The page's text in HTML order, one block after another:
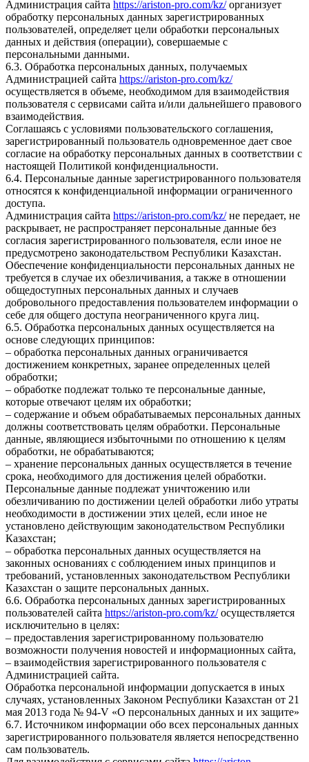
Администрация сайта https://ariston-pro.com/kz/организует
обработку персональных данных зарегистрированных
пользователей, определяет цели обработки персональных
данных и действия (операции), совершаемые с
персональными данными.
6.3. Обработка персональных данных, получаемых
Администрацией сайта https://ariston-pro.com/kz/
осуществляется в объеме, необходимом для взаимодействия
пользователя с сервисами сайта и/или дальнейшего правового
взаимодействия.
Соглашаясь с условиями пользовательского соглашения,
зарегистрированный пользователь одновременное дает свое
согласие на обработку персональных данных в соответствии с
настоящей Политикой конфиденциальности.
6.4. Персональные данные зарегистрированного пользователя
относятся к конфиденциальной информации ограниченного
доступа.
Администрация сайта https://ariston-pro.com/kz/не передает, не
раскрывает, не распространяет персональные данные без
согласия зарегистрированного пользователя, если иное не
предусмотрено законодательством Республики Казахстан.
Обеспечение конфиденциальности персональных данных не
требуется в случае их обезличивания, а также в отношении
общедоступных персональных данных и случаев
добровольного предоставления пользователем информации о
себе для общего доступа неограниченного круга лиц.
6.5. Обработка персональных данных осуществляется на
основе следующих принципов:
– обработка персональных данных ограничивается
достижением конкретных, заранее определенных целей
обработки;
– обработке подлежат только те персональные данные,
которые отвечают целям их обработки;
– содержание и объем обрабатываемых персональных данных
должны соответствовать целям обработки. Персональные
данные, являющиеся избыточными по отношению к целям
обработки, не обрабатываются;
– хранение персональных данных осуществляется в течение
срока, необходимого для достижения целей обработки.
Персональные данные подлежат уничтожению или
обезличиванию по достижении целей обработки либо утраты
необходимости в достижении этих целей, если иное не
установлено действующим законодательством Республики
Казахстан;
– обработка персональных данных осуществляется на
законных основаниях с соблюдением иных принципов и
требований, установленных законодательством Республики
Казахстан о защите персональных данных.
6.6. Обработка персональных данных зарегистрированных
пользователей сайта https://ariston-pro.com/kz/осуществляется
исключительно в целях:
– предоставления зарегистрированному пользователю
возможности получения новостей и информационных сайта,
– взаимодействия зарегистрированного пользователя с
Администрацией сайта.
Обработка персональной информации допускается в иных
случаях, установленных Законом Республики Казахстан от 21
мая 2013 года № 94-V «О персональных данных и их защите»
6.7. Источником информации обо всех персональных данных
зарегистрированного пользователя является непосредственно
сам пользователь.